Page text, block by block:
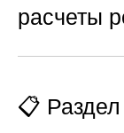
расчеты
📋